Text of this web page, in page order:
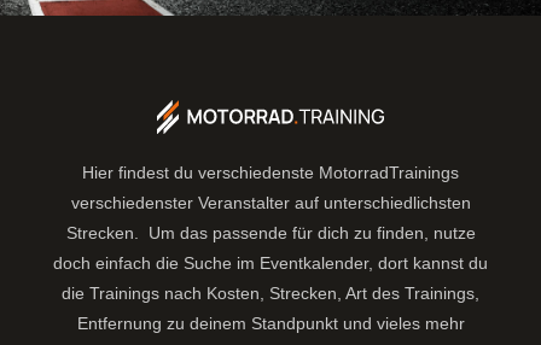
Hier findest du verschiedenste MotorradTrainings
verschiedenster Veranstalter auf unterschiedlichsten
Strecken. Um das passende für dich zu finden, nutze
doch einfach die Suche im Eventkalender, dort kannst du
die Trainings nach Kosten, Strecken, Art des Trainings,
Entfernung zu deinem Standpunkt und vieles mehr